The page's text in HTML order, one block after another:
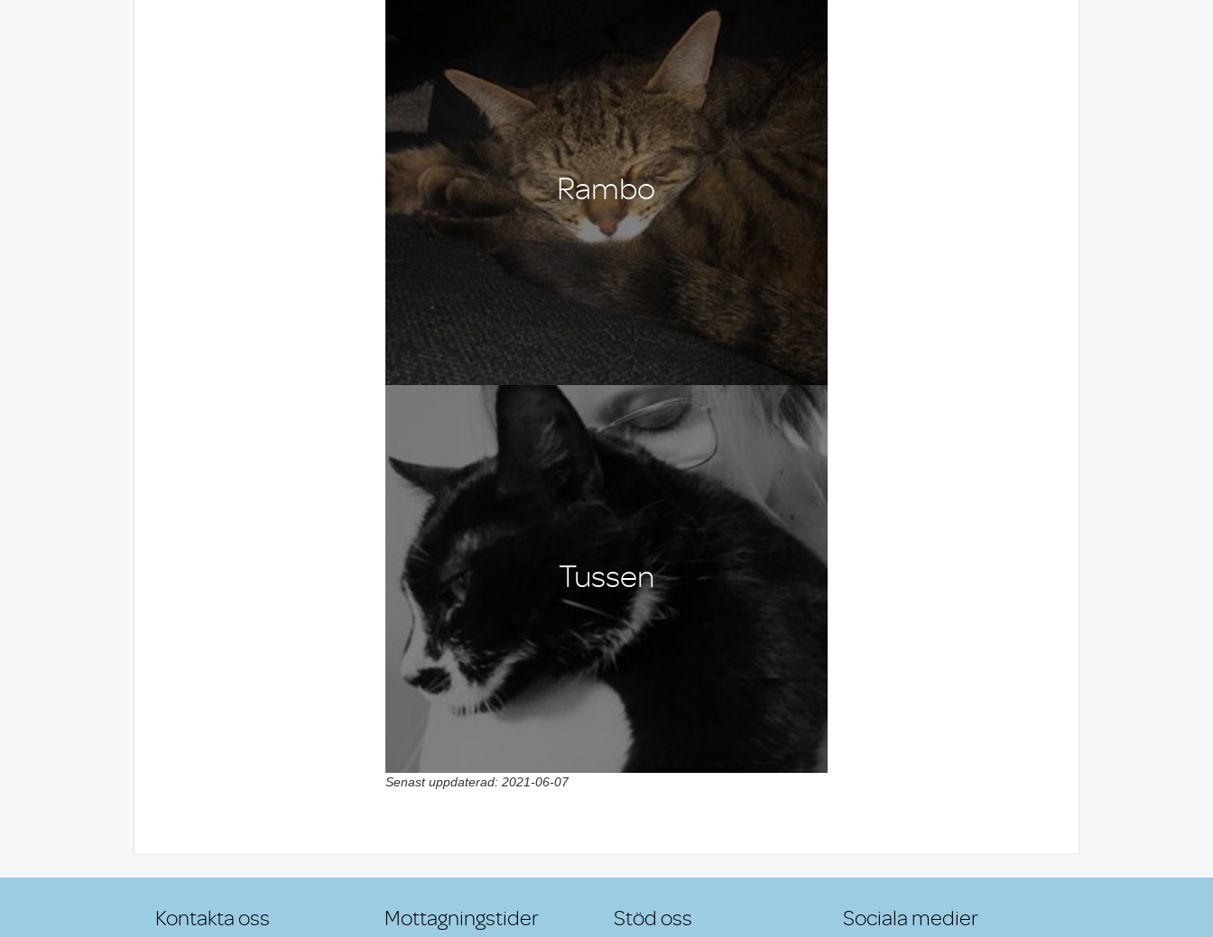
Rambo
Tussen
Senast uppdaterad: 2021-06-07
Kontakta oss Mottagningstider Stöd oss Sociala medier